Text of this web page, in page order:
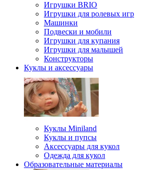
Игрушки BRIO
Игрушки для ролевых игр
Машинки
Подвески и мобили
Игрушки для купания
Игрушки для малышей
Конструкторы
Куклы и аксессуары
Куклы Miniland
Куклы и пупсы
Аксессуары для кукол
Одежда для кукол
Образовательные материалы